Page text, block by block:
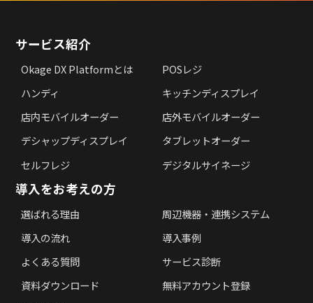
サービス紹介
Okage DX Platformとは
POSレジ
ハンディ
キッチンディスプレイ
店内モバイルオーダー
店外モバイルオーダー
デシャップディスプレイ
タブレットオーダー
セルフレジ
デジタルサイネージ
導入をお考えの方
選ばれる理由
周辺機器・連携システム
導入の流れ
導入事例
よくある質問
サービス診断
資料ダウンロード
無料アカウント登録